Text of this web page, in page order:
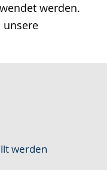
werden.
unsere
werden